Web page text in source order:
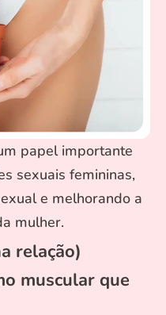
papel importante
sexuais femininas,
e melhorando a
mulher.
relação)